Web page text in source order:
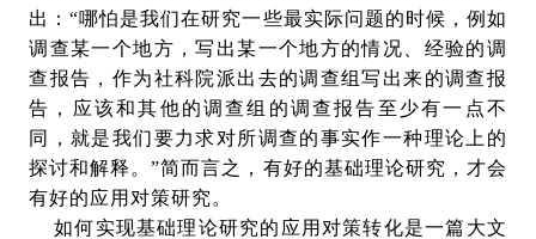
出：“哪怕是我们在研究一些最实际问题的时候，例如
调查某一个地方，写出某一个地方的情况、经验的调
查报告，作为社科院派出去的调查组写出来的调查报
告，应该和其他的调查组的调查报告至少有一点不
同，就是我们要力求对所调查的事实作一种理论上的
探讨和解释。”简而言之，有好的基础理论研究，才会
有好的应用对策研究。
如何实现基础理论研究的应用对策转化是一篇大文